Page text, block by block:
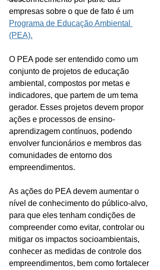
empresas sobre o que de fato é um
Programa de Educação Ambiental
(PEA).
O PEA pode ser entendido como um
conjunto de projetos de educação
ambiental, compostos por metas e
indicadores, que partem de um tema
gerador. Esses projetos devem propor
ações e processos de ensino-
aprendizagem contínuos, podendo
envolver funcionários e membros das
comunidades de entorno dos
empreendimentos.
As ações do PEA devem aumentar o
nível de conhecimento do público-alvo,
para que eles tenham condições de
compreender como evitar, controlar ou
mitigar os impactos socioambientais,
conhecer as medidas de controle dos
empreendimentos, bem como fortalecer